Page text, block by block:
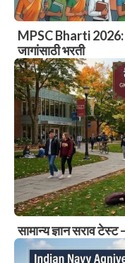
MPSC Bharti 2026:
जागांसाठी भरती
सामान्य ज्ञान सराव